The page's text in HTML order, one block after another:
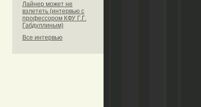
Лайнер может не
взлететь (интервью с
профессором КФУ Г.Г.
Габдуллиным)
Все интервью